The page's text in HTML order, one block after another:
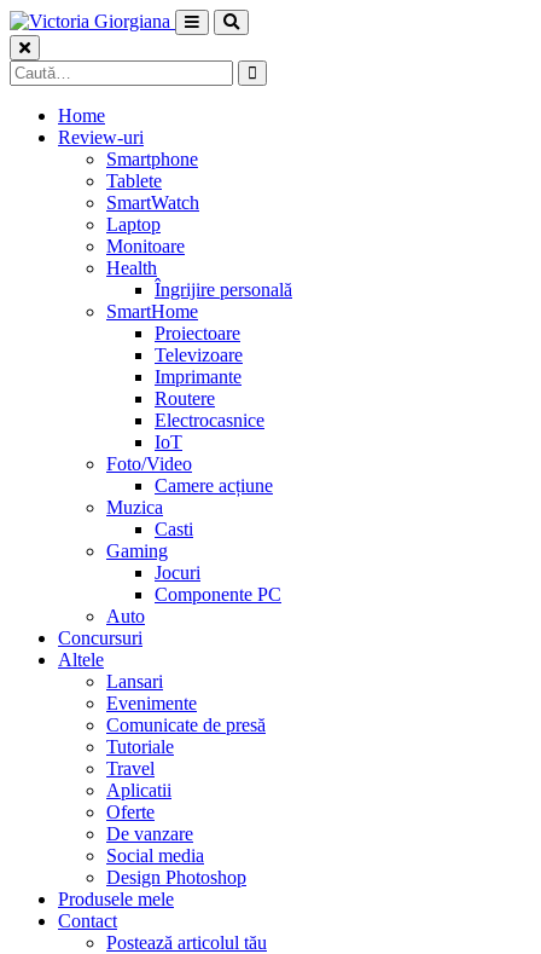
Skip
to
content
Caută
după:
Home
Review-uri
Smartphone
Tablete
SmartWatch
Laptop
Monitoare
Health
Îngrijire personală
SmartHome
Proiectoare
Televizoare
Imprimante
Routere
Electrocasnice
IoT
Foto/Video
Camere acțiune
Muzica
Casti
Gaming
Jocuri
Componente PC
Auto
Concursuri
Altele
Lansari
Evenimente
Comunicate de presă
Tutoriale
Travel
Aplicatii
Oferte
De vanzare
Social media
Design Photoshop
Produsele mele
Contact
Postează articolul tău